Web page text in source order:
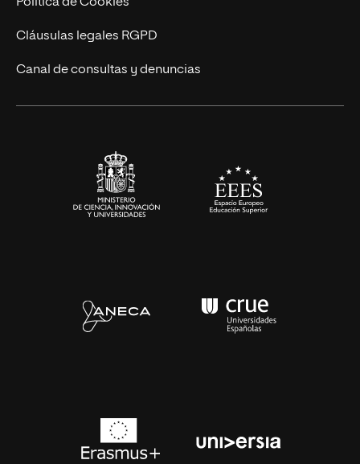
UNIR Revista
Eventos
Cláusulas legales RGPD
Canal de consultas y denuncias